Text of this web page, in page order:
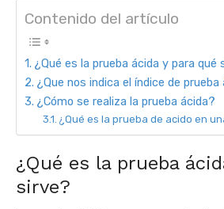
Contenido del artículo
¿Qué es la prueba ácida y para qué
¿Que nos indica el índice de prueba
¿Cómo se realiza la prueba ácida?
¿Qué es la prueba de acido en
¿Qué es la prueba
sirve?